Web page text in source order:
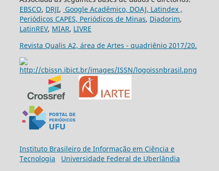
EBSCO, DRJI, Google Acadêmico, DOAJ, Latindex ,
Periódicos CAPES, Periódicos de Minas, Diadorim,
LatinREV, MIAR, LIVRE
Revista Qualis A2, área de Artes - quadriênio 2017/20.
Instituto Brasileiro de Informação em Ciência e
Tecnologia
Universidade Federal de Uberlândia